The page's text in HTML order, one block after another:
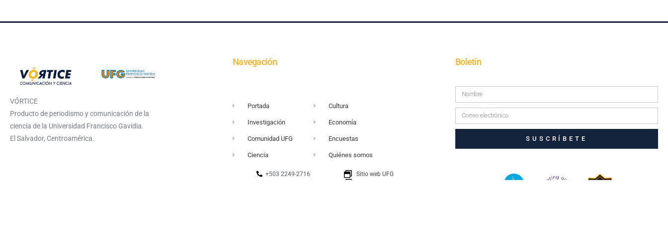
VÓRTICE
Producto de periodismo y comunicación de la
ciencia de la Universidad Francisco Gavidia.
El Salvador, Centroamérica.
Navegación
Portada
Investigación
Comunidad UFG
Ciencia
Cultura
Economía
Encuestas
Quiénes somos
+503 2249-2716
Sitio web UFG
Boletín
SUSCRÍBETE